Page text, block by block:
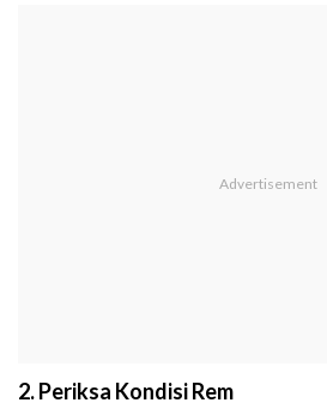
2. Periksa Kondisi Rem